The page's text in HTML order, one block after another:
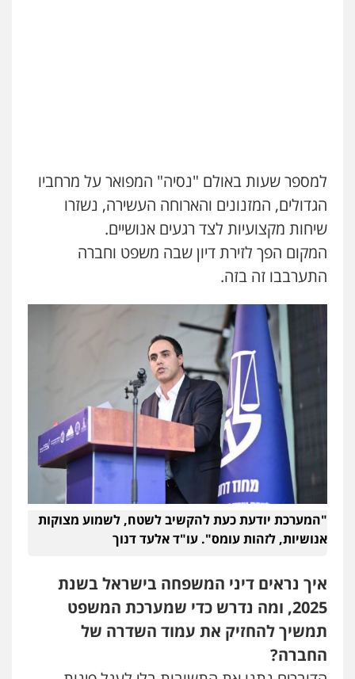
עו"ד תומר בנישתי
פלילי מעצרים וחקירות צווארון לבן
חמורה
0546657865
אלי אונגר משרד עו"ד
פלילי
עסקים
0507302623
עו"ד מעיין שמחון
פלילי מעצרים וחקירות עורכי דין לענייני
אסירים
0587604050
עו"ד שאדי כבהא
פלילי עורכי דין לענייני אסירים
0525556970
פלילי פשיעה חמורה אמצעי לחימה
אלימות עורכי דין לענייני אסירים
0528615306
דוד בוחבוט – משרד עו"ד
למספר שעות באולם "נסיה" המפואר על מרחביו
הגדולים, המזנונים והארוחה העשירה, נשזרו
שיחות מקצועיות לצד רגעים אנושיים.
המקום הפך לזירת דיון שבה משפט וחברה
התערבבו זה בזה.
"המערכת יודעת כעת להקשיב לשטח, לשמוע מצוקות
אנושיות, לזהות עומס". עו"ד אלעד דנוך
איך נראים דיני המשפחה בישראל בשנת
2025, ומה נדרש כדי שמערכת המשפט
תמשיך להחזיק את עמוד השדרה של
החברה?